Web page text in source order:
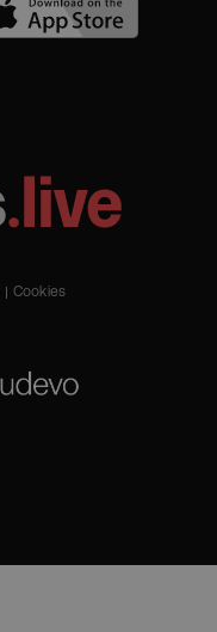
Cookies